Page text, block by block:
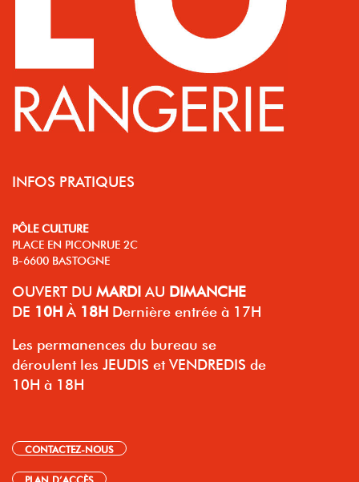
INFOS PRATIQUES
PÔLE CULTURE
PLACE EN PICONRUE 2C
B-6600 BASTOGNE
OUVERT DU MARDI AU DIMANCHE
DE 10H À 18H Dernière entrée à 17H
Les permanences du bureau se
déroulent les JEUDIS et VENDREDIS de
10H à 18H
CONTACTEZ-NOUS
PLAN D’ACCÈS